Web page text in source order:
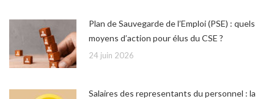
Plan de Sauvegarde de l’Emploi (PSE) : quels
moyens d’action pour élus du CSE ?
24 juin 2026
Salaires des representants du personnel : la